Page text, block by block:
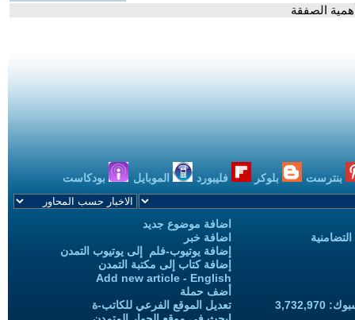
بنترست بلوكر فليبورد الموبايل بودكاست
اضافة موضوع جديد
اضافة خبر
إضافة يوتيوب-فلم إلى يوتيوب التمدن
إضافة كتاب إلى مكتبة التمدن
Add new article - English
أضف حملة
تعديل الموقع الفرعي للكاتب-ة